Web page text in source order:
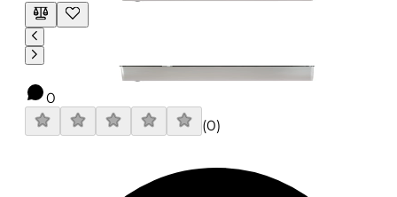
0
(0)